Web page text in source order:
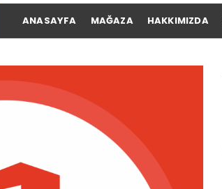
ANASAYFA MAĞAZA HAKKIMIZDA